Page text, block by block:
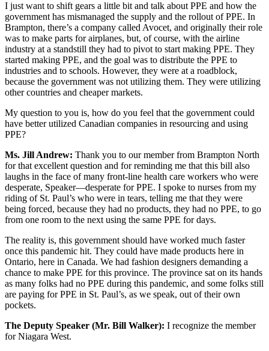
I just want to shift gears a little bit and talk about PPE and how the
government has mismanaged the supply and the rollout of PPE. In
Brampton, there’s a company called Avocet, and originally their role
was to make parts for airplanes, but, of course, with the airline
industry at a standstill they had to pivot to start making PPE. They
started making PPE, and the goal was to distribute the PPE to
industries and to schools. However, they were at a roadblock,
because the government was not utilizing them. They were utilizing
other countries and cheaper markets.
My question to you is, how do you feel that the government could
have better utilized Canadian companies in resourcing and using
PPE?
Ms. Jill Andrew: Thank you to our member from Brampton North
for that excellent question and for reminding me that this bill also
laughs in the face of many front-line health care workers who were
desperate, Speaker—desperate for PPE. I spoke to nurses from my
riding of St. Paul’s who were in tears, telling me that they were
being forced, because they had no products, they had no PPE, to go
from one room to the next using the same PPE for days.
The reality is, this government should have worked much faster
once this pandemic hit. They could have made products here in
Ontario, here in Canada. We had fashion designers demanding a
chance to make PPE for this province. The province sat on its hands
as many folks had no PPE during this pandemic, and some folks still
are paying for PPE in St. Paul’s, as we speak, out of their own
pockets.
The Deputy Speaker (Mr. Bill Walker): I recognize the member
for Niagara West.